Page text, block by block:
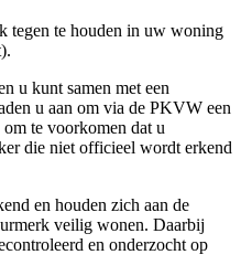
tegen te houden in uw woning
u kunt samen met een
u aan om via de PKVW een
te voorkomen dat u
die niet officieel wordt erkend
en houden zich aan de
veilig wonen. Daarbij
en onderzocht op